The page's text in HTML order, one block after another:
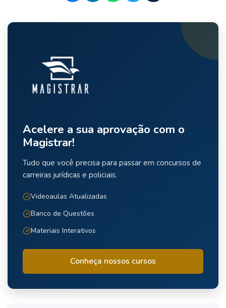
Acelere a sua aprovação com o
Magistrar!
Tudo que você precisa para passar em concursos de
carreiras jurídicas e policiais.
Videoaulas Atualizadas
Banco de Questões
Materiais Interativos
Conheça nossos cursos